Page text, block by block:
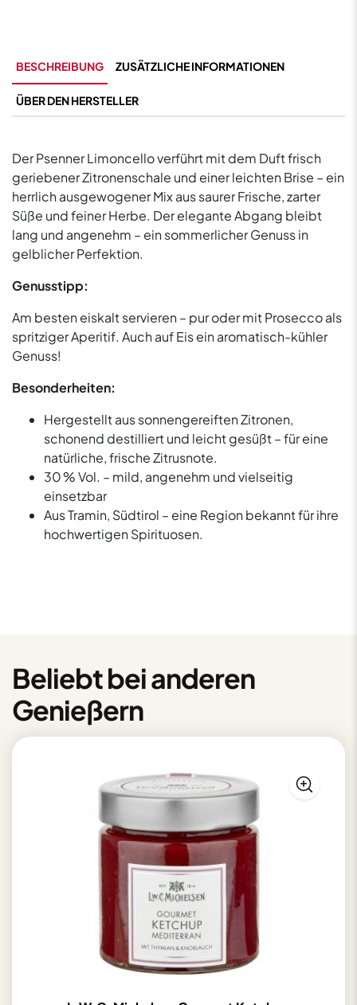
BESCHREIBUNG ZUSÄTZLICHE INFORMATIONEN
ÜBER DEN HERSTELLER
Der Psenner Limoncello verführt mit dem Duft frisch
geriebener Zitronenschale und einer leichten Brise – ein
herrlich ausgewogener Mix aus saurer Frische, zarter
Süße und feiner Herbe. Der elegante Abgang bleibt
lang und angenehm – ein sommerlicher Genuss in
gelblicher Perfektion.
Genusstipp:
Am besten eiskalt servieren – pur oder mit Prosecco als
spritziger Aperitif. Auch auf Eis ein aromatisch-kühler
Genuss!
Besonderheiten:
Hergestellt aus sonnengereiften Zitronen,
schonend destilliert und leicht gesüßt – für eine
natürliche, frische Zitrusnote.
30 % Vol. – mild, angenehm und vielseitig
einsetzbar
Aus Tramin, Südtirol – eine Region bekannt für ihre
hochwertigen Spirituosen.
Beliebt bei anderen
Genießern